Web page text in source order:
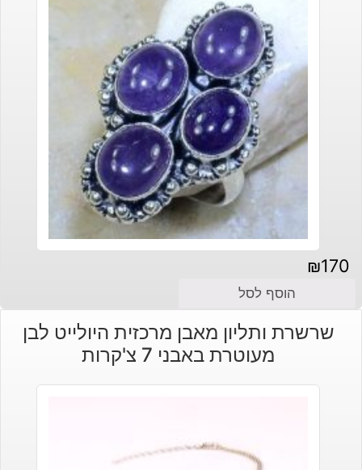
₪170
הוסף לסל
שרשרת ותליון מאבן מרכזית היולייט לבן
מעוטרת באבני 7 צ'קרות